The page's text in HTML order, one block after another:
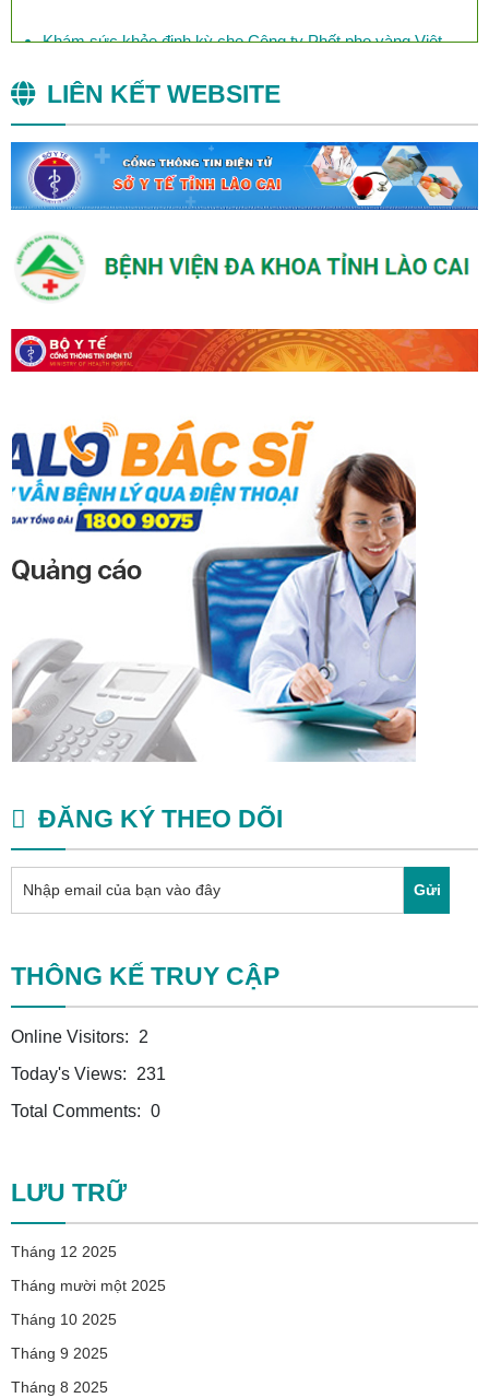
Khám sức khỏe định kỳ cho Công ty Phốt pho vàng Việt
LIÊN KẾT WEBSITE
ĐĂNG KÝ THEO DÕI
Gửi
THÔNG KẾ TRUY CẬP
Online Visitors:
2
Today's Views:
231
Total Comments: 0
LƯU TRỮ
Tháng 12 2025
Tháng mười một 2025
Tháng 10 2025
Tháng 9 2025
Tháng 8 2025